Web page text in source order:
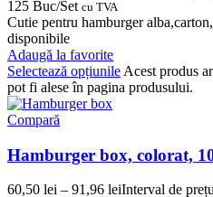
125 Buc/Set cu TVA
Cutie pentru hamburger
disponibile
Adaugă la favorite
Selectează opțiunile Acest produs
pot fi alese în pagina produsului.
Compară
Hamburger box, colorat,
60,50 lei – 91,96 leiInterval de